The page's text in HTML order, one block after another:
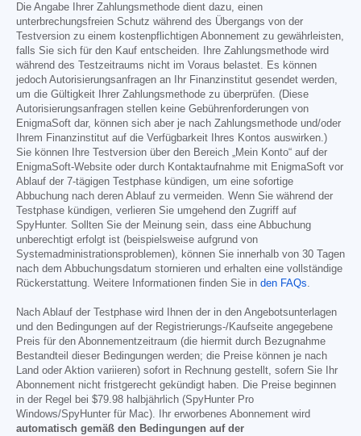
Die Angabe Ihrer Zahlungsmethode dient dazu, einen
unterbrechungsfreien Schutz während des Übergangs von der
Testversion zu einem kostenpflichtigen Abonnement zu gewährleisten,
falls Sie sich für den Kauf entscheiden. Ihre Zahlungsmethode wird
während des Testzeitraums nicht im Voraus belastet. Es können
jedoch Autorisierungsanfragen an Ihr Finanzinstitut gesendet werden,
um die Gültigkeit Ihrer Zahlungsmethode zu überprüfen. (Diese
Autorisierungsanfragen stellen keine Gebührenforderungen von
EnigmaSoft dar, können sich aber je nach Zahlungsmethode und/oder
Ihrem Finanzinstitut auf die Verfügbarkeit Ihres Kontos auswirken.)
Sie können Ihre Testversion über den Bereich „Mein Konto“ auf der
EnigmaSoft-Website oder durch Kontaktaufnahme mit EnigmaSoft vor
Ablauf der 7-tägigen Testphase kündigen, um eine sofortige
Abbuchung nach deren Ablauf zu vermeiden. Wenn Sie während der
Testphase kündigen, verlieren Sie umgehend den Zugriff auf
SpyHunter. Sollten Sie der Meinung sein, dass eine Abbuchung
unberechtigt erfolgt ist (beispielsweise aufgrund von
Systemadministrationsproblemen), können Sie innerhalb von 30 Tagen
nach dem Abbuchungsdatum stornieren und erhalten eine vollständige
Rückerstattung. Weitere Informationen finden Sie in den FAQs.
Nach Ablauf der Testphase wird Ihnen der in den Angebotsunterlagen
und den Bedingungen auf der Registrierungs-/Kaufseite angegebene
Preis für den Abonnementzeitraum (die hiermit durch Bezugnahme
Bestandteil dieser Bedingungen werden; die Preise können je nach
Land oder Aktion variieren) sofort in Rechnung gestellt, sofern Sie Ihr
Abonnement nicht fristgerecht gekündigt haben. Die Preise beginnen
in der Regel bei $79.98 halbjährlich (SpyHunter Pro
Windows/SpyHunter für Mac). Ihr erworbenes Abonnement wird
automatisch gemäß den Bedingungen auf der